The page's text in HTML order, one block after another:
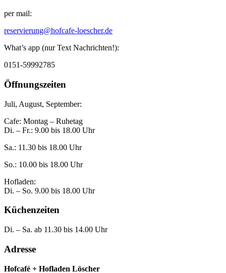
per mail:
reservierung@hofcafe-loescher.de
What’s app (nur Text Nachrichten!):
0151-59992785
Öffnungszeiten
Juli, August, September:
Cafe: Montag – Ruhetag
Di. – Fr.: 9.00 bis 18.00 Uhr
Sa.: 11.30 bis 18.00 Uhr
So.: 10.00 bis 18.00 Uhr
Hofladen:
Di. – So. 9.00 bis 18.00 Uhr
Küchenzeiten
Di. – Sa. ab 11.30 bis 14.00 Uhr
Adresse
Hofcafé + Hofladen Löscher